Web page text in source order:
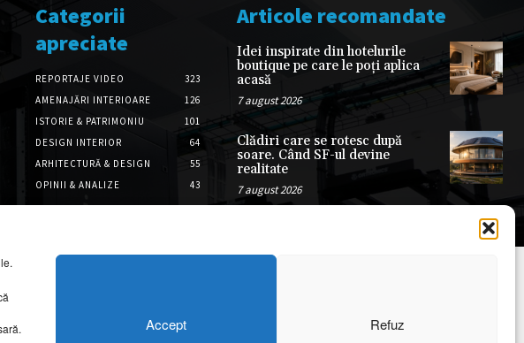
Accept Refuz
Categorii
apreciate
REPORTAJE VIDEO
323
AMENAJĂRI INTERIOARE
126
ISTORIE & PATRIMONIU
101
DESIGN INTERIOR
64
ARHITECTURĂ & DESIGN
55
OPINII & ANALIZE
43
Articole recomandate
Idei inspirate din hotelurile
boutique pe care le poți aplica
acasă
7 august 2026
Clădiri care se rotesc după
soare. Când SF-ul devine
realitate
7 august 2026